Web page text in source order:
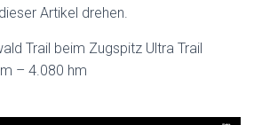
Artikel drehen.
Trail beim Zugspitz Ultra Trail
– 4.080 hm